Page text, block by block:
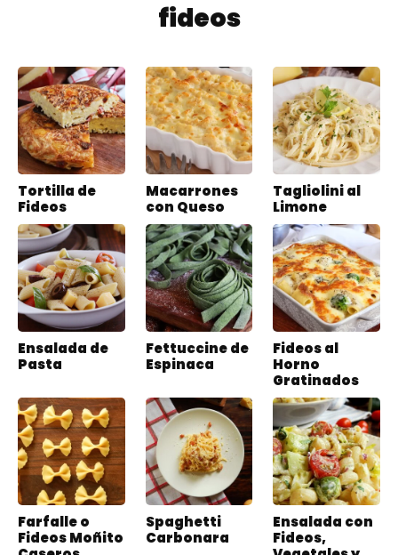
fideos
Tortilla de
Fideos
Macarrones
con Queso
Tagliolini al
Limone
Ensalada de
Pasta
Fettuccine de
Espinaca
Fideos al
Horno
Gratinados
Farfalle o
Fideos Moñito
Spaghetti
Carbonara
Ensalada con
Fideos,